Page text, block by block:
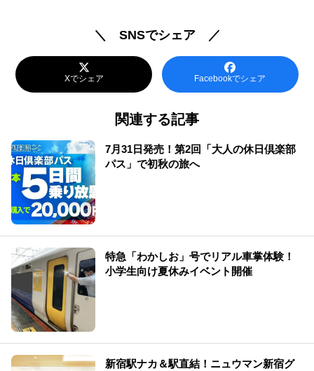
＼ SNSでシェア ／
Xでシェア Facebookでシェア
関連する記事
7月31日発売！第2回「大人の休日倶楽部
パス」で初秋の旅へ
特急「わかしお」号でリアル車掌体験！
小学生向け夏休みイベント開催
新宿駅ナカ＆駅直結！ニュウマン新宿グ